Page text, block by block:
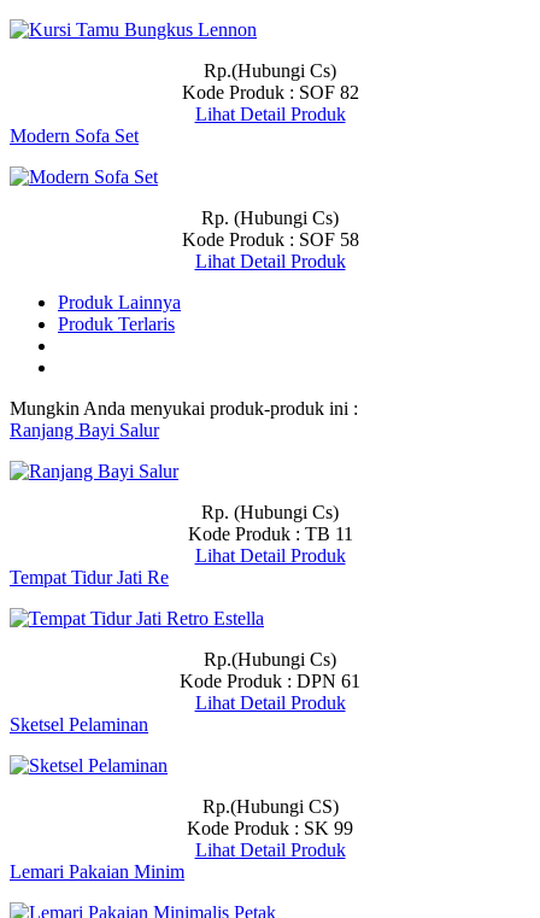
Rp.(Hubungi Cs)
Kode Produk : SOF 82
Lihat Detail Produk
Modern Sofa Set
Rp. (Hubungi Cs)
Kode Produk : SOF 58
Lihat Detail Produk
Produk Lainnya
Produk Terlaris
Mungkin Anda menyukai produk-produk ini :
Ranjang Bayi Salur
Rp. (Hubungi Cs)
Kode Produk : TB 11
Lihat Detail Produk
Tempat Tidur Jati Re
Rp.(Hubungi Cs)
Kode Produk : DPN 61
Lihat Detail Produk
Sketsel Pelaminan
Rp.(Hubungi CS)
Kode Produk : SK 99
Lihat Detail Produk
Lemari Pakaian Minim